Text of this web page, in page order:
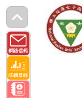
跳
轉
至
主
要